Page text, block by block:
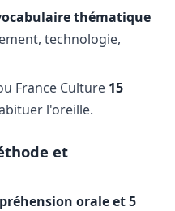
thématique
technologie,
France Culture 15
l'oreille.
et
orale et 5